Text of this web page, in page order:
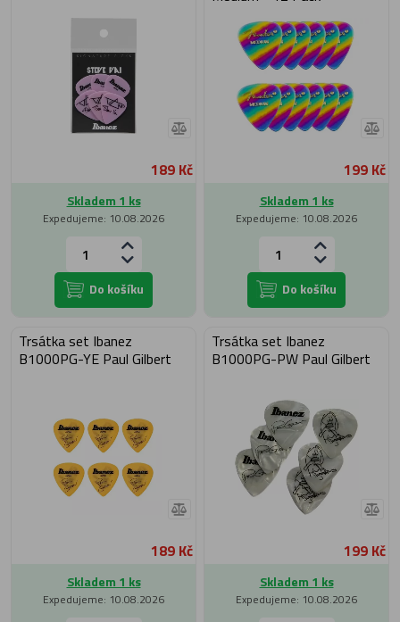
189 Kč
Skladem 1 ks
Expedujeme: 10.08.2026
Do košíku
199 Kč
Skladem 1 ks
Expedujeme: 10.08.2026
Do košíku
Trsátka set Ibanez
B1000PG-YE Paul Gilbert
189 Kč
Skladem 1 ks
Expedujeme: 10.08.2026
Trsátka set Ibanez
B1000PG-PW Paul Gilbert
199 Kč
Skladem 1 ks
Expedujeme: 10.08.2026